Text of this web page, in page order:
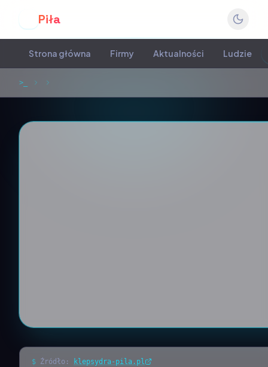
Piła
Strona główna Firmy Aktualności Ludzie
>_
$ Źródło: klepsydra-pila.pl